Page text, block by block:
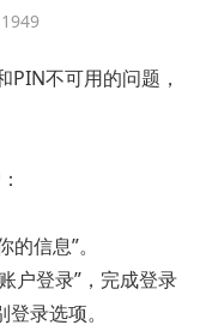
1949
不可用的问题，
信息”。
户登录”，完成登录
录选项‌。